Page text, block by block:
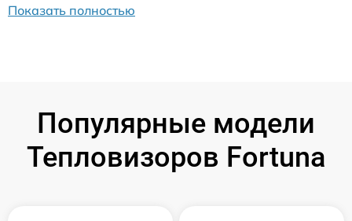
Показать полностью
Популярные модели
Тепловизоров Fortuna